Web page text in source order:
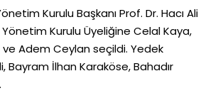
Kurulu Başkanı Prof. Dr. Hacı Ali
Kurulu Üyeliğine Celal Kaya,
Adem Ceylan seçildi. Yedek
Bayram İlhan Karaköse, Bahadır